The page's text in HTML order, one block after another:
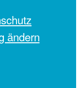
ändern